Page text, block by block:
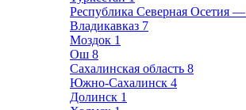
Республика Северная Осетия
Владикавказ 7
Моздок 1
Ош 8
Сахалинская область 8
Южно-Сахалинск 4
Долинск 1